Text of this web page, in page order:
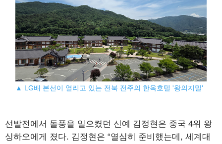
▲ LG배 본선이 열리고 있는 전북 전주의 한옥호텔 '왕의지밀'
선발전에서 돌풍을 일으켰던 신예 김정현은 중국 4위 왕
싱하오에게 졌다. 김정현은 “열심히 준비했는데, 세계대